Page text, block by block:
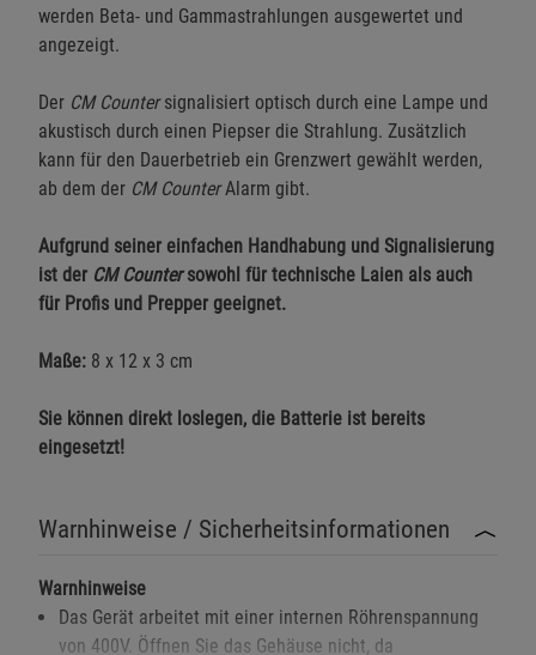
werden Beta- und Gammastrahlungen ausgewertet und
angezeigt.
Der CM Countersignalisiert optisch durch eine Lampe und
akustisch durch einen Piepser die Strahlung. Zusätzlich
kann für den Dauerbetrieb ein Grenzwert gewählt werden,
ab dem der CM CounterAlarm gibt.
Aufgrund seiner einfachen Handhabung und Signalisierung
ist der CM Countersowohl für technische Laien als auch
für Profis und Prepper geeignet.
Maße: 8 x 12 x 3 cm
Sie können direkt loslegen, die Batterie ist bereits
eingesetzt!
Warnhinweise / Sicherheitsinformationen
Warnhinweise
Das Gerät arbeitet mit einer internen Röhrenspannung
von 400V. Öffnen Sie das Gehäuse nicht, da